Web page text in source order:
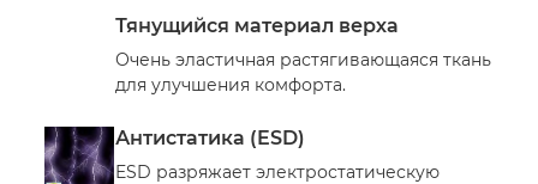
Тянущийся материал верха
Очень эластичная растягивающаяся ткань
для улучшения комфорта.
Антистатика (ESD)
ESD разряжает электростатическую